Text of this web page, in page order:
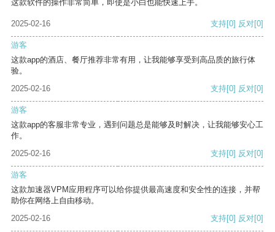
这款软件的操作非常简单，即使是小白也能快速上手。
2025-02-16 支持[0] 反对[0]
游客
这款app的酒店、餐厅推荐非常有用，让我能够享受到高品质的旅行体
验。
2025-02-16
支持[0] 反对[0]
游客
这款app的客服非常专业，遇到问题总是能够及时解决，让我能够安心工
作。
2025-02-16
支持[0] 反对[0]
游客
这款加速器VPM应用程序可以给你提供最高速度和安全性的连接，并帮
助你在网络上自由移动。
2025-02-16
支持[0] 反对[0]